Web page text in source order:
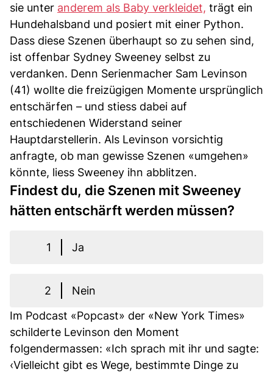
sie unter anderem als Baby verkleidet, trägt ein
Hundehalsband und posiert mit einer Python.
Dass diese Szenen überhaupt so zu sehen sind,
ist offenbar Sydney Sweeney selbst zu
verdanken. Denn Serienmacher Sam Levinson
(41) wollte die freizügigen Momente ursprünglich
entschärfen – und stiess dabei auf
entschiedenen Widerstand seiner
Hauptdarstellerin. Als Levinson vorsichtig
anfragte, ob man gewisse Szenen «umgehen»
könnte, liess Sweeney ihn abblitzen.
Findest du, die Szenen mit Sweeney
hätten entschärft werden müssen?
1 Ja
2
Nein
Im Podcast «Popcast» der «New York Times»
schilderte Levinson den Moment
folgendermassen: «Ich sprach mit ihr und sagte:
‹Vielleicht gibt es Wege, bestimmte Dinge zu